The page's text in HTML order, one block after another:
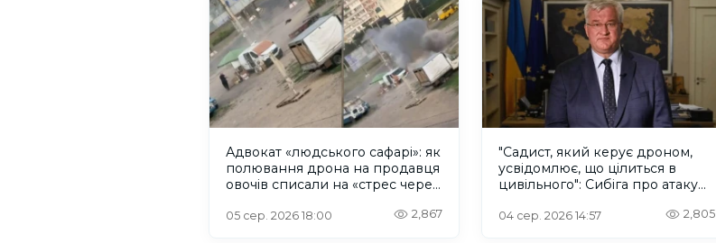
Адвокат «людського сафарі»: як
полювання дрона на продавця
овочів списали на «стрес через
05 сер. 2026 18:00 2,867
"Садист, який керує дроном,
усвідомлює, що цілиться в
цивільного": Сибіга про атаку
04 сер. 2026 14:57 2,805